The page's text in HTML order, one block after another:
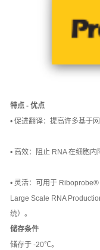
特点 - 优点
• 促进翻译：提高许多基于
• 高效：阻止 RNA 在细胞内
• 灵活：可用于
Large Scale RNA
统）。
储存条件
储存于 -20℃。